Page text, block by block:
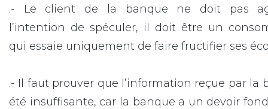
.- Le client de la banque ne doit pas
l’intention de spéculer, il doit être un
qui essaie uniquement de faire fructifier ses
.- Il faut prouver que l’information reçue par la
été insuffisante, car la banque a un devoir